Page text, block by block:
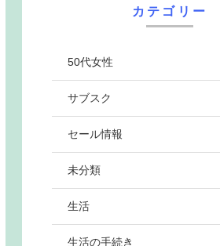
カテゴリー
50代女性
サブスク
セール情報
未分類
生活
生活の手続き